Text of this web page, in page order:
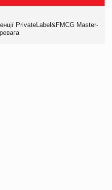
PrivateLabel&FMCG Master-